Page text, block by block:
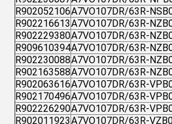
R902052106A7VO107DR/63R-
R902216613A7VO107DR/63R-
R902229380A7VO107DR/63R-
R909610394A7VO107DR/63R-
R902230088A7VO107DR/63R-
R902163588A7VO107DR/63R-
R902063616A7VO107DR/63R-
R902170496A7VO107DR/63R-
R902226290A7VO107DR/63R-
R902011923A7VO107DR/63R-